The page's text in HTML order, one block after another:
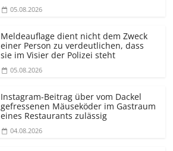
05.08.2026
Meldeauflage dient nicht dem Zweck
einer Person zu verdeutlichen, dass
sie im Visier der Polizei steht
05.08.2026
Instagram-Beitrag über vom Dackel
gefressenen Mäuseköder im Gastraum
eines Restaurants zulässig
04.08.2026